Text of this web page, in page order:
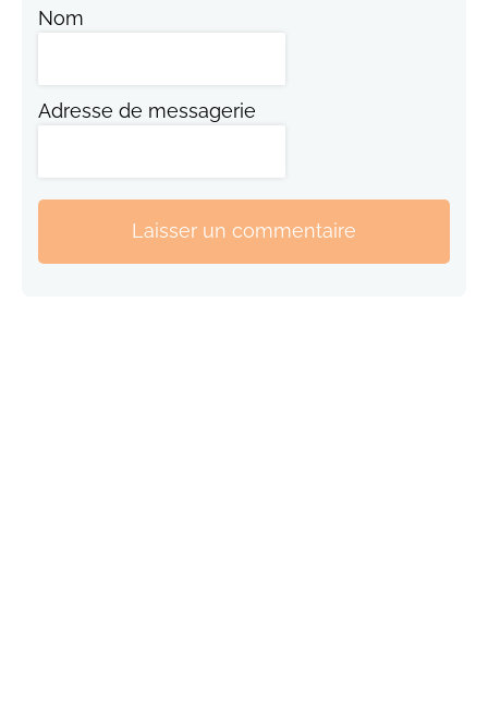
Nom
Adresse de messagerie
Laisser un commentaire